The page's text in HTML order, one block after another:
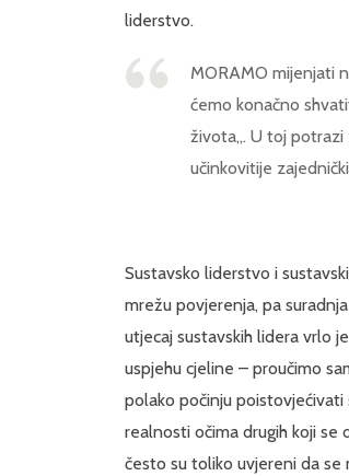
liderstvo.
MORAMO mijenjati
ćemo konačno
života„. U toj
učinkovitije
Sustavsko liderstvo i
mrežu povjerenja, pa
utjecaj sustavskih lidera vrlo
uspjehu cjeline – proučimo
polako počinju
realnosti očima drugih koji se
često su toliko uvjereni da